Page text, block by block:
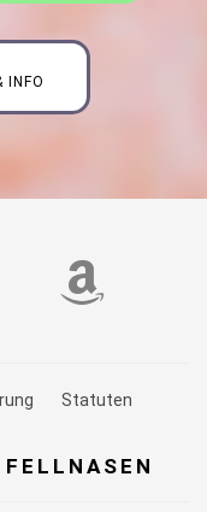
INFO
Statuten